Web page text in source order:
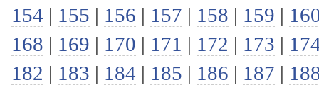
154 | 155 | 156 | 157 | 158 | 159 |
168 | 169 | 170 | 171 | 172 | 173 |
182 | 183 | 184 | 185 | 186 | 187 |